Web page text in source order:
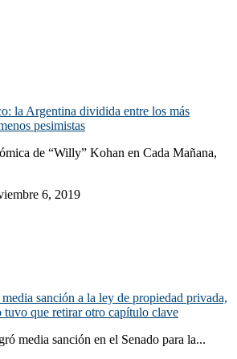
la Argentina dividida entre los más
pesimistas
de “Willy” Kohan en Cada Mañana,
6, 2019
sanción a la ley de propiedad privada,
tuvo que retirar otro capítulo clave
media sanción en el Senado para la...